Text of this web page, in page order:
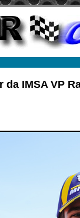
da IMSA VP